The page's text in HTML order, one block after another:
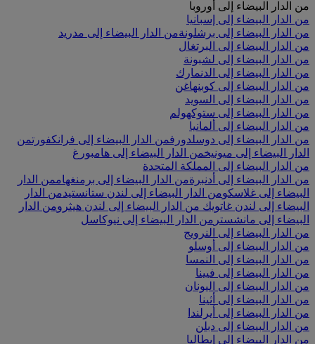
من الدار البيضاء إلى أوروبا
من الدار البيضاء إلى إسبانيا
من الدار البيضاء إلى برشلونةمن الدار البيضاء إلى مدريد
من الدار البيضاء إلى البرتغال
من الدار البيضاء إلى لشبونة
من الدار البيضاء إلى الدنمارك
من الدار البيضاء إلى كوبنهاغن
من الدار البيضاء إلى السويد
من الدار البيضاء إلى ستوكهولم
من الدار البيضاء إلى ألمانيا
من الدار البيضاء إلى دوسلدورفمن الدار البيضاء إلى فرانكفورتمن
الدار البيضاء إلى ميونيخمن الدار البيضاء إلى هامبورغ
من الدار البيضاء إلى المملكة المتحدة
من الدار البيضاء إلى أدنبرةمن الدار البيضاء إلى برمنغهاممن الدار
البيضاء إلى غلاسكومن الدار البيضاء إلى لندن ستانستيدمن الدار
البيضاء إلى لندن غاتويك من الدار البيضاء إلى لندن هيثرومن الدار
البيضاء إلى مانشستر من الدار البيضاء إلى نيوكاسل
من الدار البيضاء إلى النرويج
من الدار البيضاء إلى أوسلو
من الدار البيضاء إلى النمسا
من الدار البيضاء إلى فيينا
من الدار البيضاء إلى اليونان
من الدار البيضاء إلى أثينا
من الدار البيضاء إلى أيرلندا
من الدار البيضاء إلى دبلن
من الدار البيضاء إلى إيطاليا